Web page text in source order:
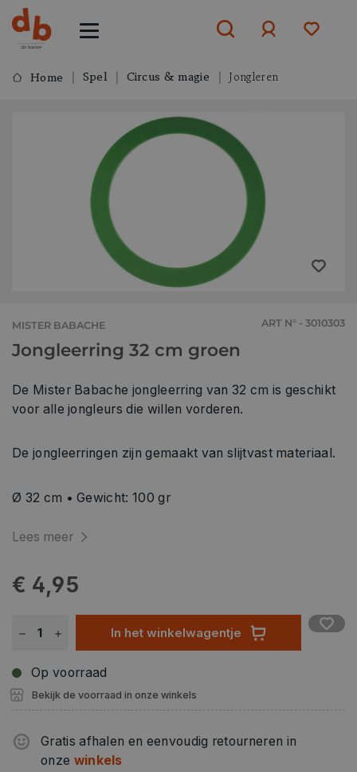
of aanmelden
Home Spel Circus & magie Jongleren
MISTER BABACHE ART N° - 3010303
Jongleerring 32 cm groen
De Mister Babache jongleerring van 32 cm is geschikt
voor alle jongleurs die willen vorderen.
De jongleerringen zijn gemaakt van slijtvast materiaal.
Ø 32 cm • Gewicht: 100 gr
Lees meer
€ 4,95
In het winkelwagentje
Op voorraad
Bekijk de voorraad in onze winkels
Gratis afhalen en eenvoudig retourneren in
onze winkels